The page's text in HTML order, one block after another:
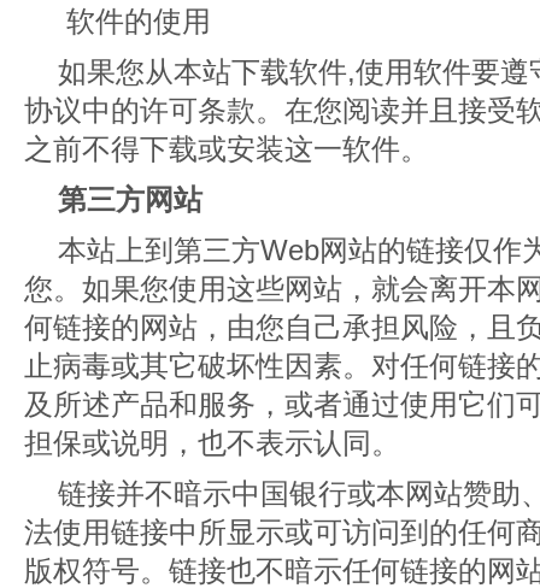
软件的使用
如果您从本站下载软件,使用软件要
协议中的许可条款。在您阅读并且接受
之前不得下载或安装这一软件。
第三方网站
本站上到第三方Web网站的链接仅作
您。如果您使用这些网站，就会离开本
何链接的网站，由您自己承担风险，且
止病毒或其它破坏性因素。对任何链接
及所述产品和服务，或者通过使用它们
担保或说明，也不表示认同。
链接并不暗示中国银行或本网站赞助
法使用链接中所显示或可访问到的任何
版权符号。链接也不暗示任何链接的网